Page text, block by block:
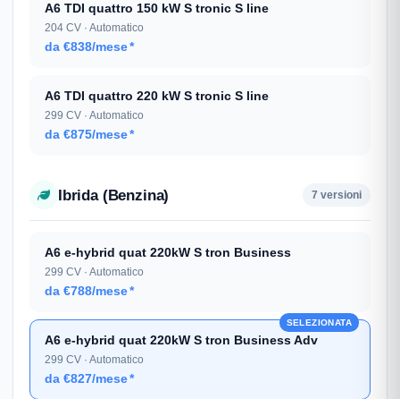
A6 TDI quattro 150 kW S tronic S line
204 CV · Automatico
da €838/mese*
A6 TDI quattro 220 kW S tronic S line
299 CV · Automatico
da €875/mese*
Ibrida (Benzina) 7 versioni
A6 e-hybrid quat 220kW S tron Business
299 CV · Automatico
da €788/mese*
A6 e-hybrid quat 220kW S tron Business Adv
299 CV · Automatico
da €827/mese*
SELEZIONATA